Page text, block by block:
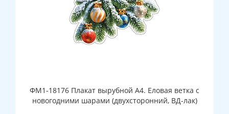
ФМ1-18176 Плакат вырубной А4. Еловая ветка с
новогодними шарами (двухсторонний, ВД-лак)